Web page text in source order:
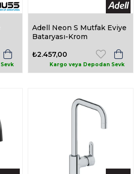
Adell Neon S Mutfak Eviye
Bataryası-Krom
₺2.457,00